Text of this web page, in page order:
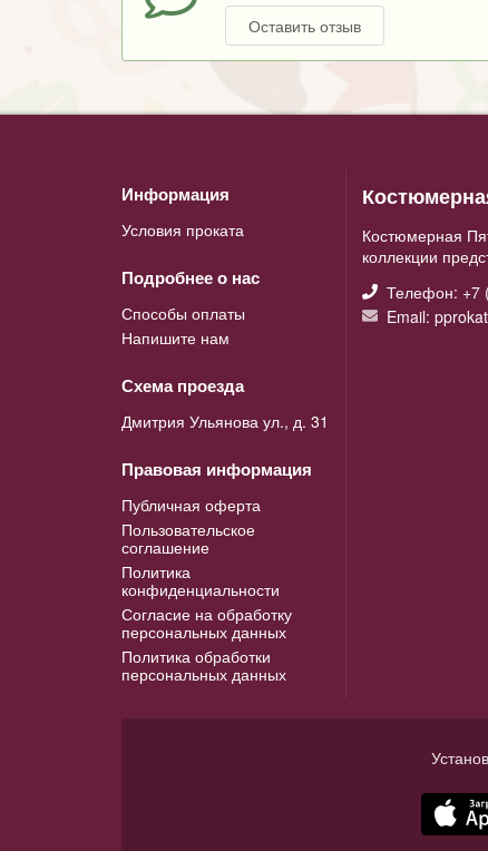
Оставить отзыв
Информация
Условия проката
Подробнее о нас
Способы оплаты
Напишите нам
Схема проезда
Дмитрия Ульянова ул., д. 31
Правовая информация
Публичная оферта
Пользовательское
соглашение
Политика
конфиденциальности
Согласие на обработку
персональных данных
Политика обработки
персональных данных
Костюмерная
коллекции
Телефон: +7
Email: